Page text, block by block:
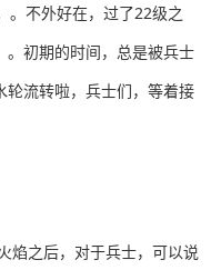
。不外好在，过了22级之
。初期的时间，总是被兵士
流转啦，兵士们，等着接
焰之后，对于兵士，可以说